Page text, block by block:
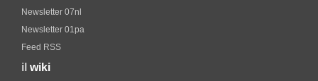
Newsletter 07nl
Newsletter 01pa
Feed RSS
il wiki